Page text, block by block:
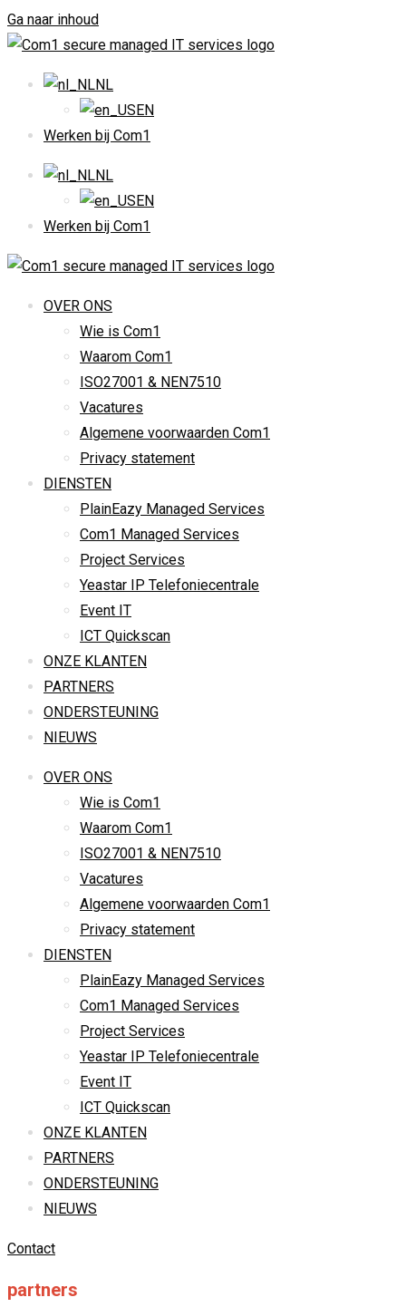
Ga naar inhoud
NL
EN
Werken bij Com1
NL
EN
Werken bij Com1
OVER ONS
Wie is Com1
Waarom Com1
ISO27001 & NEN7510
Vacatures
Algemene voorwaarden Com1
Privacy statement
DIENSTEN
PlainEazy Managed Services
Com1 Managed Services
Project Services
Yeastar IP Telefoniecentrale
Event IT
ICT Quickscan
ONZE KLANTEN
PARTNERS
ONDERSTEUNING
NIEUWS
OVER ONS
Wie is Com1
Waarom Com1
ISO27001 & NEN7510
Vacatures
Algemene voorwaarden Com1
Privacy statement
DIENSTEN
PlainEazy Managed Services
Com1 Managed Services
Project Services
Yeastar IP Telefoniecentrale
Event IT
ICT Quickscan
ONZE KLANTEN
PARTNERS
ONDERSTEUNING
NIEUWS
Contact
partners